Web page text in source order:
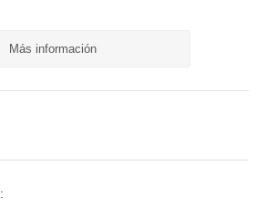
Más información